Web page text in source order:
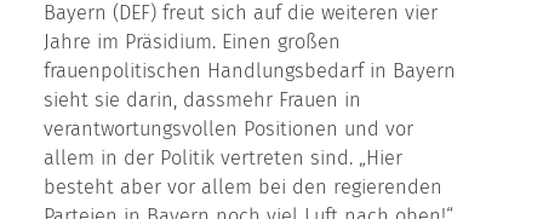
Bayern (DEF) freut sich auf die weiteren vier
Jahre im Präsidium. Einen großen
frauenpolitischen Handlungsbedarf in Bayern
sieht sie darin, dassmehr Frauen in
verantwortungsvollen Positionen und vor
allem in der Politik vertreten sind. „Hier
besteht aber vor allem bei den regierenden